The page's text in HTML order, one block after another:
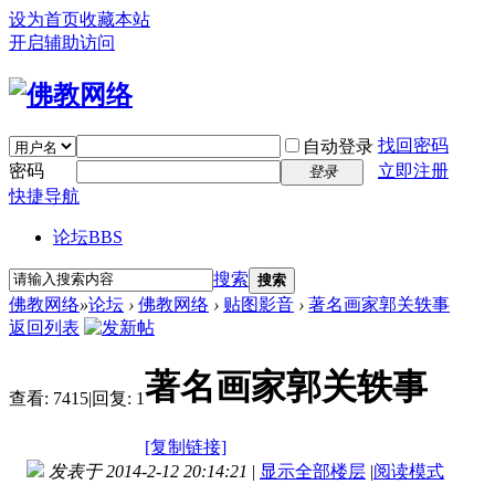
设为首页收藏本站
开启辅助访问
自动登录 找回密码
密码
登录
立即注册
快捷导航
论坛BBS
搜索 搜索
佛教网络»论坛 › 佛教网络 › 贴图影音 › 著名画家郭关轶事
返回列表
查看: 7415|回复: 1著名画家郭关轶事
[复制链接]
发表于 2014-2-12 20:14:21 | 显示全部楼层 |阅读模式